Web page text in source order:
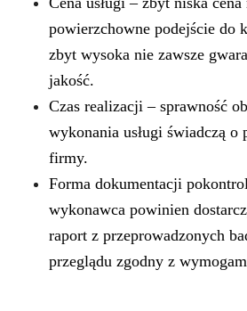
powierzchowne podejście do
zbyt wysoka nie zawsze
jakość.
Czas realizacji – sprawność
wykonania usługi świadczą o
firmy.
Forma dokumentacji
wykonawca powinien
raport z przeprowadzonych
przeglądu zgodny z